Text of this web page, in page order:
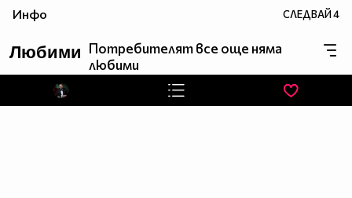
в които гостите разкриват истини, които никога преди
Инфо СЛЕДВАЙ4
Любими Потребителят все още няма
любими